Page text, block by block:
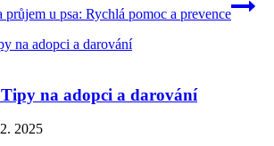
průjem u psa: Rychlá pomoc a prevence
na adopci a darování
2025